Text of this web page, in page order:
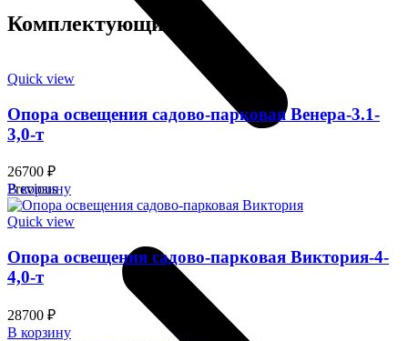
Previous
Комплектующие
Quick view
Опора освещения садово-парковая Венера-3.1-
3,0-т
26700 ₽
В корзину
Quick view
Опора освещения садово-парковая Виктория-4-
4,0-т
28700 ₽
В корзину